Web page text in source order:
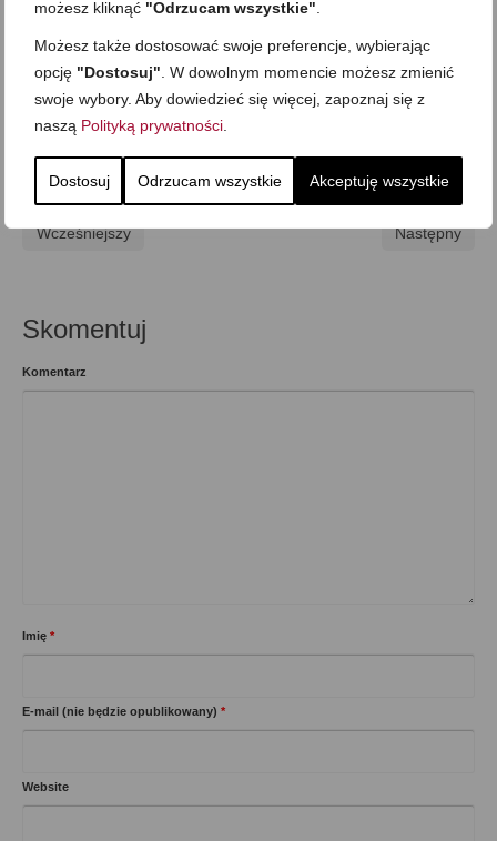
możesz kliknąć "Odrzucam wszystkie"
Możesz także dostosować swoje preferencje, wybierając
opcję "Dostosuj" . W dowolnym momencie możesz zmienić
swoje wybory. Aby dowiedzieć się więcej, zapoznaj się z
naszą Polityką prywatności
Dostosuj Odrzucam wszystkie Akceptuję wszystkie
Bezglutenowa Dania jednogarnkowe
Kolacja , Mega proste Składnik: drób Składnik: wołowina ,Sylwester i
inne imprezowe , Zupy i gulasze
Wcześniejszy Następny
Skomentuj
Komentarz
Imię *
E-mail (nie będzie opublikowany) *
Website